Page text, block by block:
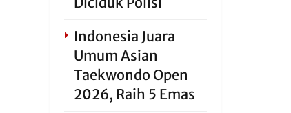
Indonesia Juara
Umum Asian
Taekwondo Open
2026, Raih 5 Emas